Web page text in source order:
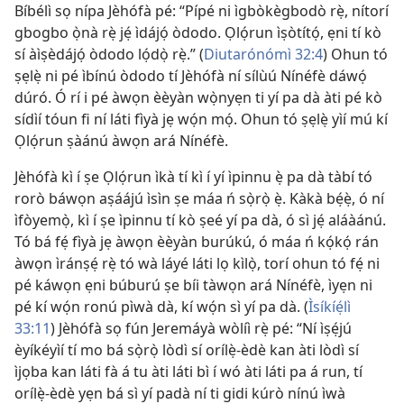
Bíbélì sọ nípa Jèhófà pé: “Pípé ni ìgbòkègbodò rẹ̀, nítorí
gbogbo ọ̀nà rẹ̀ jẹ́ ìdájọ́ òdodo. Ọlọ́run ìṣòtítọ́, ẹni tí kò
sí àìṣèdájọ́ òdodo lọ́dọ̀ rẹ̀.” (Diutarónómì 32:4) Ohun tó
ṣẹlẹ̀ ni pé ìbínú òdodo tí Jèhófà ní sílùú Nínéfè dáwọ́
dúró. Ó rí i pé àwọn èèyàn wọ̀nyẹn ti yí pa dà àti pé kò
sídìí tóun fi ní láti fìyà jẹ wọ́n mọ́. Ohun tó ṣẹlẹ̀ yìí mú kí
Ọlọ́run ṣàánú àwọn ará Nínéfè.
Jèhófà kì í ṣe Ọlọ́run ìkà tí kì í yí ìpinnu ẹ̀ pa dà tàbí tó
rorò báwọn aṣáájú ìsìn ṣe máa ń sọ̀rọ̀ ẹ̀. Kàkà bẹ́ẹ̀, ó ní
ìfòyemọ̀, kì í ṣe ìpinnu tí kò ṣeé yí pa dà, ó sì jẹ́ aláàánú.
Tó bá fẹ́ fìyà jẹ àwọn èèyàn burúkú, ó máa ń kọ́kọ́ rán
àwọn ìránṣẹ́ rẹ̀ tó wà láyé láti lọ kìlọ̀, torí ohun tó fẹ́ ni
pé káwọn ẹni búburú ṣe bíi tàwọn ará Nínéfè, ìyẹn ni
pé kí wọ́n ronú pìwà dà, kí wọ́n sì yí pa dà. (Ìsíkíẹ́lì
33:11) Jèhófà sọ fún Jeremáyà wòlíì rẹ̀ pé: “Ní ìṣẹ́jú
èyíkéyìí tí mo bá sọ̀rọ̀ lòdì sí orílẹ̀-èdè kan àti lòdì sí
ìjọba kan láti fà á tu àti láti bì í wó àti láti pa á run, tí
orílẹ̀-èdè yẹn bá sì yí padà ní ti gidi kúrò nínú ìwà